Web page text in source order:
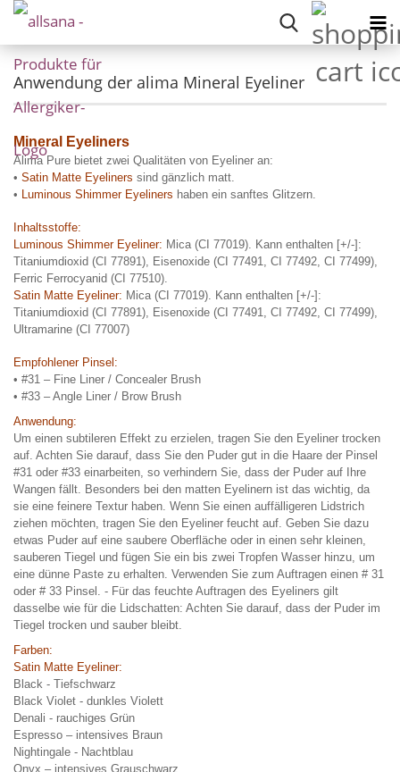
Anwendung der alima Mineral Eyeliner
Mineral Eyeliners
Alima Pure bietet zwei Qualitäten von Eyeliner an:
• Satin Matte Eyeliners sind gänzlich matt.
• Luminous Shimmer Eyeliners haben ein sanftes Glitzern.
Inhaltsstoffe:
Luminous Shimmer Eyeliner: Mica (CI 77019). Kann enthalten [+/-]:
Titaniumdioxid (CI 77891), Eisenoxide (CI 77491, CI 77492, CI 77499),
Ferric Ferrocyanid (CI 77510).
Satin Matte Eyeliner: Mica (CI 77019). Kann enthalten [+/-]:
Titaniumdioxid (CI 77891), Eisenoxide (CI 77491, CI 77492, CI 77499),
Ultramarine (CI 77007)
Empfohlener Pinsel:
• #31 – Fine Liner / Concealer Brush
• #33 – Angle Liner / Brow Brush
Anwendung:
Um einen subtileren Effekt zu erzielen, tragen Sie den Eyeliner trocken
auf. Achten Sie darauf, dass Sie den Puder gut in die Haare der Pinsel
#31 oder #33 einarbeiten, so verhindern Sie, dass der Puder auf Ihre
Wangen fällt. Besonders bei den matten Eyelinern ist das wichtig, da
sie eine feinere Textur haben. Wenn Sie einen auffälligeren Lidstrich
ziehen möchten, tragen Sie den Eyeliner feucht auf. Geben Sie dazu
etwas Puder auf eine saubere Oberfläche oder in einen sehr kleinen,
sauberen Tiegel und fügen Sie ein bis zwei Tropfen Wasser hinzu, um
eine dünne Paste zu erhalten. Verwenden Sie zum Auftragen einen # 31
oder # 33 Pinsel. - Für das feuchte Auftragen des Eyeliners gilt
dasselbe wie für die Lidschatten: Achten Sie darauf, dass der Puder im
Tiegel trocken und sauber bleibt.
Farben:
Satin Matte Eyeliner:
Black - Tiefschwarz
Black Violet - dunkles Violett
Denali - rauchiges Grün
Espresso – intensives Braun
Nightingale - Nachtblau
Onyx – intensives Grauschwarz